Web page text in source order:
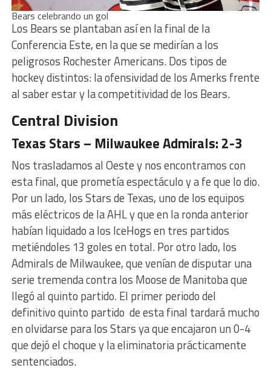
Bears celebrando un gol
Los Bears se plantaban así en la final de la
Conferencia Este, en la que se medirían a los
peligrosos Rochester Americans. Dos tipos de
hockey distintos: la ofensividad de los Amerks frente
al saber estar y la competitividad de los Bears.
Central Division
Texas Stars – Milwaukee Admirals: 2-3
Nos trasladamos al Oeste y nos encontramos con
esta final, que prometía espectáculo y a fe que lo dio.
Por un lado, los Stars de Texas, uno de los equipos
más eléctricos de la AHL y que en la ronda anterior
habían liquidado a los IceHogs en tres partidos
metiéndoles 13 goles en total. Por otro lado, los
Admirals de Milwaukee, que venían de disputar una
serie tremenda contra los Moose de Manitoba que
llegó al quinto partido. El primer periodo del
definitivo quinto partido de esta final tardará mucho
en olvidarse para los Stars ya que encajaron un 0-4
que dejó el choque y la eliminatoria prácticamente
sentenciados.